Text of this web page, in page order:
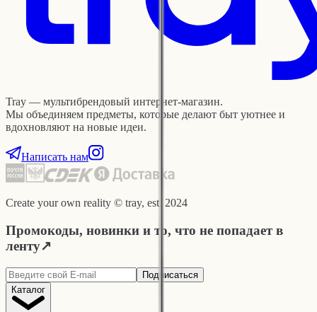
Tray — мультибрендовый интернет-магазин.
Мы объединяем предметы, которые делают быт уютнее и
вдохновляют на новые идеи.
Написать нам
Create your own reality © tray, est. 2024
Промокоды, новинки и то, что не попадает в
ленту↗
Подписаться
Каталог